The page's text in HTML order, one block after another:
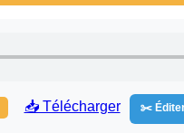
📥 Télécharger ✂️